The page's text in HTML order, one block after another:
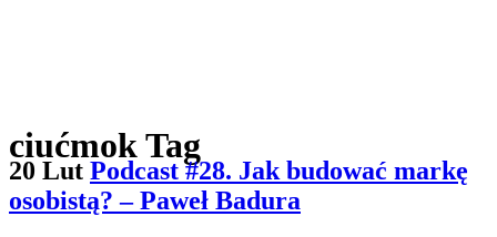
ciućmok Tag
20 Lut Podcast #28. Jak budować markę
osobistą? – Paweł Badura